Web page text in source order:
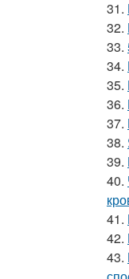
31.
32.
33.
34.
35.
36.
37.
38.
39.
40.
41.
42.
43.